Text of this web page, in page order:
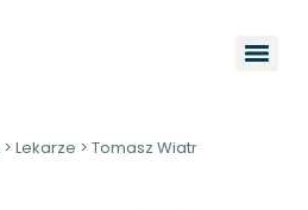
> Lekarze > Tomasz Wiatr